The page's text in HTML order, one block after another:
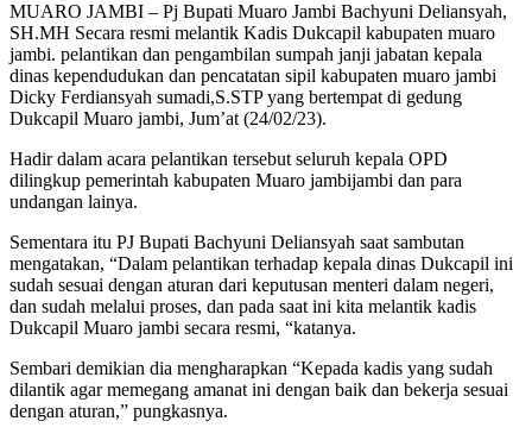
MUARO JAMBI – Pj Bupati Muaro Jambi Bachyuni Deliansyah,
SH.MH Secara resmi melantik Kadis Dukcapil kabupaten muaro
jambi. pelantikan dan pengambilan sumpah janji jabatan kepala
dinas kependudukan dan pencatatan sipil kabupaten muaro jambi
Dicky Ferdiansyah sumadi,S.STP yang bertempat di gedung
Dukcapil Muaro jambi, Jum’at (24/02/23).
Hadir dalam acara pelantikan tersebut seluruh kepala OPD
dilingkup pemerintah kabupaten Muaro jambijambi dan para
undangan lainya.
Sementara itu PJ Bupati Bachyuni Deliansyah saat sambutan
mengatakan, “Dalam pelantikan terhadap kepala dinas Dukcapil ini
sudah sesuai dengan aturan dari keputusan menteri dalam negeri,
dan sudah melalui proses, dan pada saat ini kita melantik kadis
Dukcapil Muaro jambi secara resmi, “katanya.
Sembari demikian dia mengharapkan “Kepada kadis yang sudah
dilantik agar memegang amanat ini dengan baik dan bekerja sesuai
dengan aturan,” pungkasnya.